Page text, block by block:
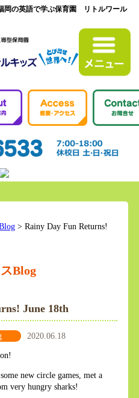
岡の英語で学ぶ保育園 リトルワール
> Rainy Day Fun Returns!
Blog
June 18th
2020.06.18
new circle games, met a
very hungry sharks!